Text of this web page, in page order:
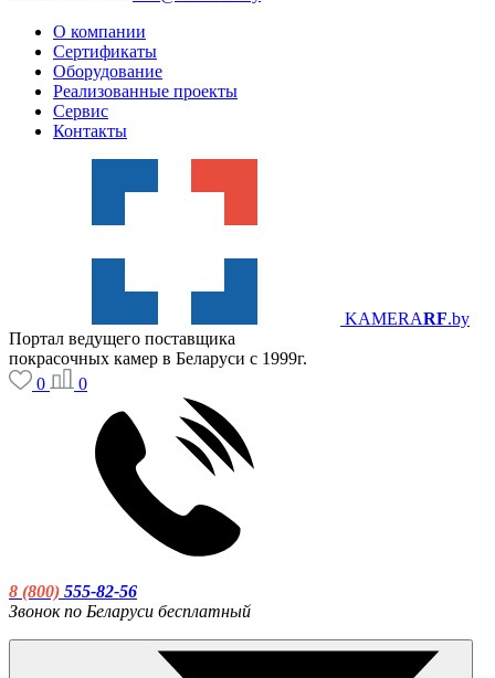
О компании
Сертификаты
Оборудование
Реализованные проекты
Сервис
Контакты
KAMERARF.by
Портал ведущего поставщика
покрасочных камер в Беларуси с 1999г.
0
0
8 (800) 555-82-56
Звонок по Беларуси бесплатный